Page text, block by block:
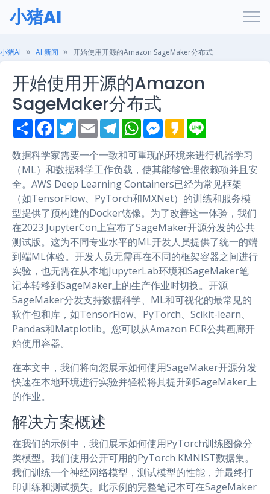
小猪AI
小猪AI AI 新闻 开始使用开源的Amazon SageMaker分布式
开始使用开源的Amazon
SageMaker分布式
S
h
r
e
F
a
e
b
o
o
k
T
w
t
t
e
r
E
m
i
l
T
e
e
g
r
a
m
W
h
t
s
A
p
p
M
e
s
e
n
g
e
r
K
a
a
o
e
数据科学家需要一个一致和可重现的环境来进行机器学习
（ML）和数据科学工作负载，使其能够管理依赖项并且安
全。AWS Deep Learning Containers已经为常见框架
（如TensorFlow、PyTorch和MXNet）的训练和服务模
型提供了预构建的Docker镜像。为了改善这一体验，我们
在2023 JupyterCon上宣布了SageMaker开源分发的公共
测试版。这为不同专业水平的ML开发人员提供了统一的端
到端ML体验。开发人员无需再在不同的框架容器之间进行
实验，也无需在从本地JupyterLab环境和SageMaker笔
记本转移到SageMaker上的生产作业时切换。开源
SageMaker分发支持数据科学、ML和可视化的最常见的
软件包和库，如TensorFlow、PyTorch、Scikit-learn、
Pandas和Matplotlib。您可以从Amazon ECR公共画廊开
始使用容器。
在本文中，我们将向您展示如何使用SageMaker开源分发
快速在本地环境进行实验并轻松将其提升到SageMaker上
的作业。
解决方案概述
在我们的示例中，我们展示如何使用PyTorch训练图像分
类模型。我们使用公开可用的PyTorch KMNIST数据集。
我们训练一个神经网络模型，测试模型的性能，并最终打
印训练和测试损失。此示例的完整笔记本可在SageMaker